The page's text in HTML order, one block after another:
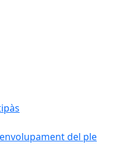
del ple